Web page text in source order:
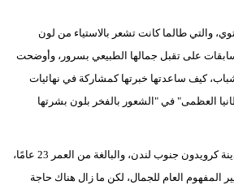
والتي طالما كانت تشعر بالاستياء من لون
على تقبل جمالها الطبيعي بسرور، وأوضحت
كيف ساعدتها خبرتها كمشاركة في نهائيات
العظمى" في "الشعور بالفخر بلون بشرتها
وقالت عارضة الأزياء من مدينة كرويدون جنوب لندن، والبالغة من العمر 23 عامًا،
المفهوم العام للجمال، لكن ما زال هناك حاجة